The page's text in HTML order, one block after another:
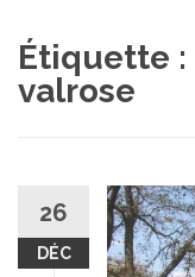
Étiquette :
valrose
26
DÉC